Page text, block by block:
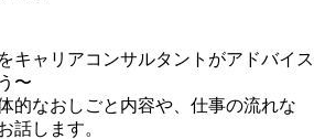
キャリアコンサルタントがアドバイス
〜
的なおしごと内容や、仕事の流れな
話します。